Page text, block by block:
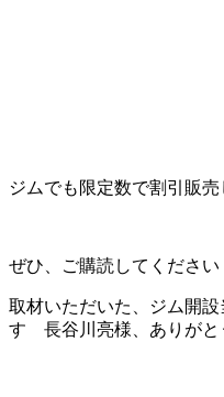
ジムでも限定数で割引販売
ぜひ、ご購読してください
取材いただいた、ジム開
す 長谷川亮様、ありがと